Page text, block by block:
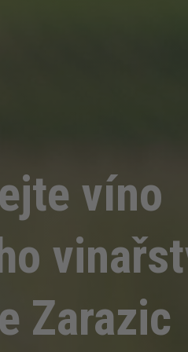
víno
Zarazic